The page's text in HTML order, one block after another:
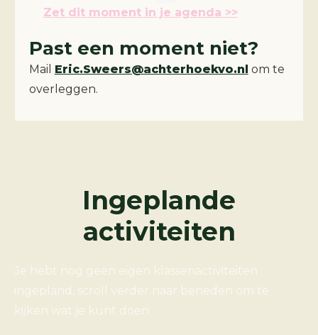
Zet dit moment in je agenda >>
Past een moment niet?
Mail Eric.Sweers@achterhoekvo.nl om te
overleggen.
Ingeplande
activiteiten
Je hebt nog geen eigen klassenactiviteiten
ingepland, scroll verder naar beneden om te
kijken wat je kunt doen.